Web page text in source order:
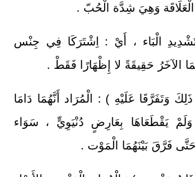
وَهِيَ شِدَّة الْحُبّ .
الْبَاء ، أَيْ : اِشْتَرَكَا فِي جِنْس
الآخَرُ حَقِيقَةً لا إِظْهَارًا فَقَطْ .
وَتَفَرَّقَا عَلَيْهِ ) : الْمُرَاد أَنَّهُمَا دَامَا
وَلَمْ يَقْطَعَاهَا بِعَارِضٍ دُنْيَوِيٍّ ، سَوَاء
حَتَّى فَرَّقَ بَيْنَهُمَا الْمَوْت .